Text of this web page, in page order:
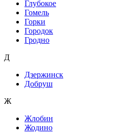
Глубокое
Гомель
Горки
Городок
Гродно
Д
Дзержинск
Добруш
Ж
Жлобин
Жодино